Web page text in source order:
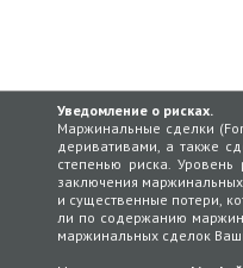
Уведомление о рисках.
Маржинальные сделки
деривативами, а также
степенью риска.
заключения
и существенные потери,
ли по содержанию
маржинальных сделок